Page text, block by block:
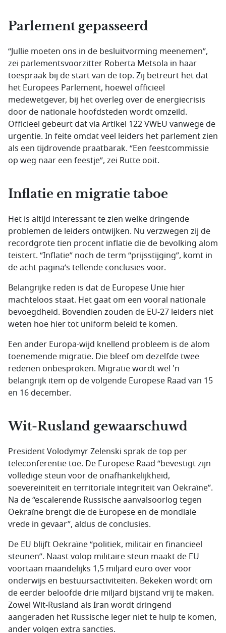
Parlement gepasseerd
“Jullie moeten ons in de besluitvorming meenemen”,
zei parlementsvoorzitter Roberta Metsola in haar
toespraak bij de start van de top. Zij betreurt het dat
het Europees Parlement, hoewel officieel
medewetgever, bij het overleg over de energiecrisis
door de nationale hoofdsteden wordt omzeild.
Officieel gebeurt dat via Artikel 122 VWEU vanwege de
urgentie. In feite omdat veel leiders het parlement zien
als een tijdrovende praatbarak. “Een feestcommissie
op weg naar een feestje”, zei Rutte ooit.
Inflatie en migratie taboe
Het is altijd interessant te zien welke dringende
problemen de leiders ontwijken. Nu verzwegen zij de
recordgrote tien procent inflatie die de bevolking alom
teistert. “Inflatie” noch de term “prijsstijging”, komt in
de acht pagina’s tellende conclusies voor.
Belangrijke reden is dat de Europese Unie hier
machteloos staat. Het gaat om een vooral nationale
bevoegdheid. Bovendien zouden de EU-27 leiders niet
weten hoe hier tot uniform beleid te komen.
Een ander Europa-wijd knellend probleem is de alom
toenemende migratie. Die bleef om dezelfde twee
redenen onbesproken. Migratie wordt wel 'n
belangrijk item op de volgende Europese Raad van 15
en 16 december.
Wit-Rusland gewaarschuwd
President Volodymyr Zelenski sprak de top per
teleconferentie toe. De Europese Raad “bevestigt zijn
volledige steun voor de onafhankelijkheid,
soevereiniteit en territoriale integriteit van Oekraïne”.
Na de “escalerende Russische aanvalsoorlog tegen
Oekraïne brengt die de Europese en de mondiale
vrede in gevaar”, aldus de conclusies.
De EU blijft Oekraïne “politiek, militair en financieel
steunen”. Naast volop militaire steun maakt de EU
voortaan maandelijks 1,5 miljard euro over voor
onderwijs en bestuursactiviteiten. Bekeken wordt om
de eerder beloofde drie miljard bijstand vrij te maken.
Zowel Wit-Rusland als Iran wordt dringend
aangeraden het Russische leger niet te hulp te komen,
ander volgen extra sancties.